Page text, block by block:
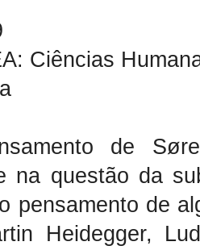
Ciências
de
na questão da
pensamento de
Heidegger,